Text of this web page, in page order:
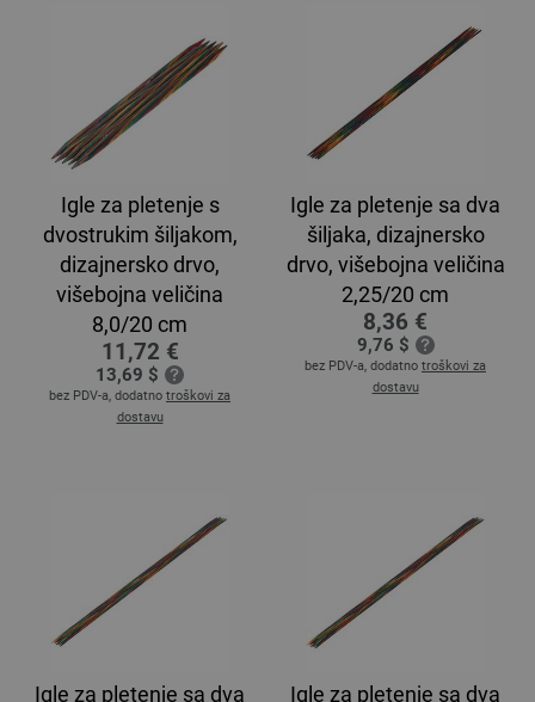
Igle za pletenje s
dvostrukim šiljakom,
dizajnersko drvo,
višebojna veličina
8,0/20 cm
11,72 €
13,69 $
bez PDV-a, dodatno troškovi za
dostavu
Igle za pletenje sa dva
šiljaka, dizajnersko
drvo, višebojna veličina
2,25/20 cm
8,36 €
9,76 $
bez PDV-a, dodatno troškovi za
dostavu
Igle za pletenje sa dva
Igle za pletenje sa dva